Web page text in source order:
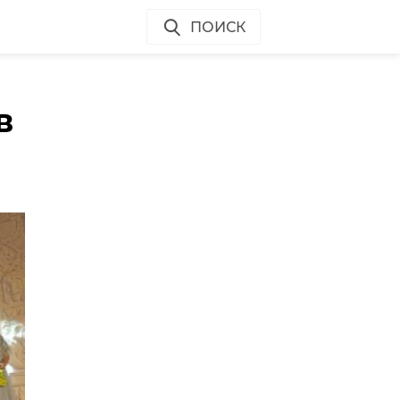
ПОИСК